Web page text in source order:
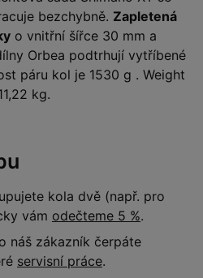
bezchybně. Zapletená
o vnitřní šířce 30 mm a
Orbea podtrhují vytříbené
páru kol je 1530 g . Weight
kg.
kola dvě (např. pro
vám odečteme 5 %.
náš zákazník čerpáte
servisní práce.